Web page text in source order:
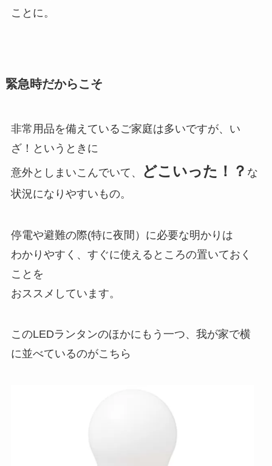
ことに。
緊急時だからこそ
非常用品を備えているご家庭は多いですが、い
ざ！というときに
意外としまいこんでいて、
どこいった！？ な
状況になりやすいもの。
停電や避難の際(特に夜間）に必要な明かりは
わかりやすく、すぐに使えるところの置いておく
こと を
おススメしています。
このLEDランタンのほかにもう一つ、我が家で横
に並べているのがこちら